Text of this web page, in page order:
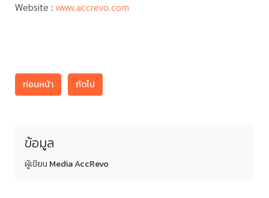
Website : www.accrevo.com
ก่อนหน้า ถัดไป
ข้อมูล
ผู้เขียน Media AccRevo